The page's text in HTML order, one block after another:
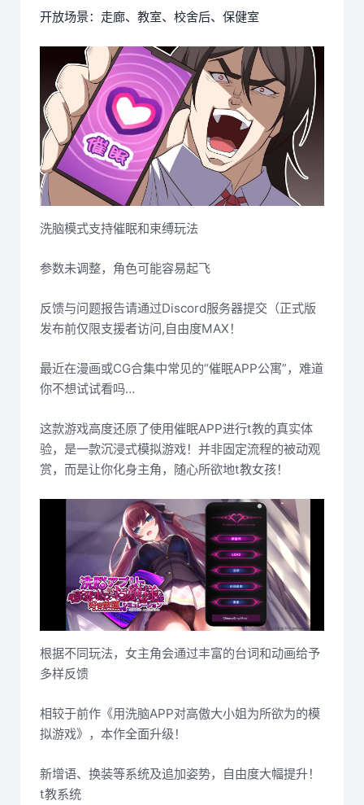
开放场景：走廊、教室、校舍后、保健室
洗脑模式支持催眠和束缚玩法
参数未调整，角色可能容易起飞
反馈与问题报告请通过Discord服务器提交（正式版
发布前仅限支援者访问,自由度MAX！
最近在漫画或CG合集中常见的“催眠APP公寓”，难道
你不想试试看吗…
这款游戏高度还原了使用催眠APP进行t教的真实体
验，是一款沉浸式模拟游戏！并非固定流程的被动观
赏，而是让你化身主角，随心所欲地t教女孩！
根据不同玩法，女主角会通过丰富的台词和动画给予
多样反馈
相较于前作《用洗脑APP对高傲大小姐为所欲为的模
拟游戏》，本作全面升级！
新增语、换装等系统及追加姿势，自由度大幅提升！
t教系统